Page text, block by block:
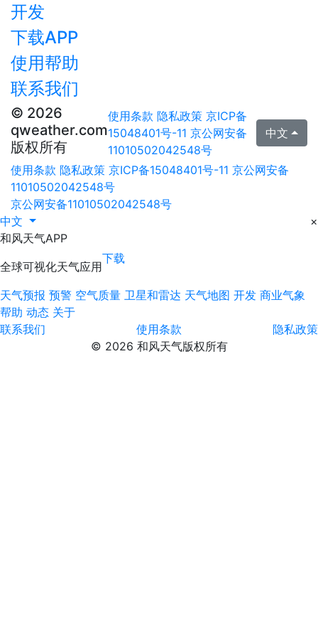
开发
下载APP
使用帮助
联系我们
© 2026
qweather.com
版权所有
使用条款 隐私政策 京ICP备
15048401号-11 京公网安备
11010502042548号
中文
使用条款 隐私政策 京ICP备15048401号-11 京公网安备
11010502042548号
京公网安备11010502042548号
中文
×
和风天气APP
全球可视化天气应用
下载
天气预报 预警 空气质量 卫星和雷达 天气地图 开发 商业气象
帮助 动态 关于
联系我们
使用条款
隐私政策
© 2026 和风天气版权所有